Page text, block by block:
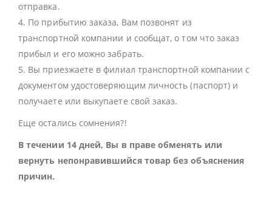
отправка.
4. По прибытию заказа, Вам позвонят из
транспортной компании и сообщат, о том что заказ
прибыл и его можно забрать.
5. Вы приезжаете в филиал транспортной компании с
документом удостоверяющим личность (паспорт) и
получаете или выкупаете свой заказ.
Еще остались сомнения?!
В течении 14 дней, Вы в праве обменять или
вернуть непонравившийся товар без объяснения
причин.